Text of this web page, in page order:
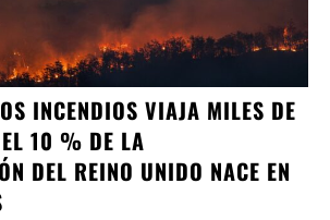
INCENDIOS VIAJA MILES DE
10 % DE LA
DEL REINO UNIDO NACE EN